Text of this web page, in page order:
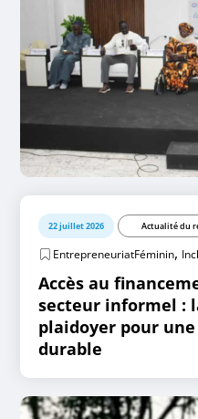
22 juillet 2026 Actualité du
EntrepreneuriatFéminin,
Accès au
secteur informel :
plaidoyer pour
durable